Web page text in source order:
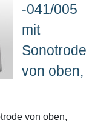
-041/005
mit
Sonotrode
von oben,
von oben,